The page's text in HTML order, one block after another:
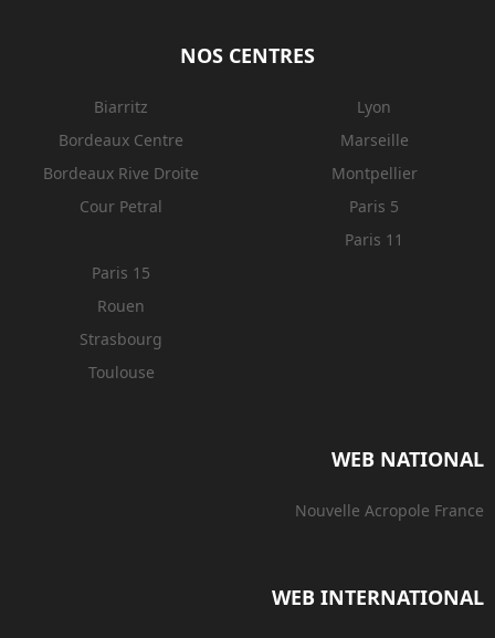
NOS CENTRES
Biarritz
Bordeaux Centre
Bordeaux Rive Droite
Cour Petral
Lyon
Marseille
Montpellier
Paris 5
Paris 11
Paris 15
Rouen
Strasbourg
Toulouse
WEB NATIONAL
Nouvelle Acropole France
WEB INTERNATIONAL